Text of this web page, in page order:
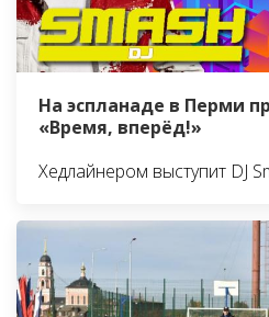
На эспланаде в Перми
«Время, вперёд!»
Хедлайнером выступит DJ